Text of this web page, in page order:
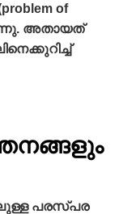
of
അതായത്‌
പരസ്പര